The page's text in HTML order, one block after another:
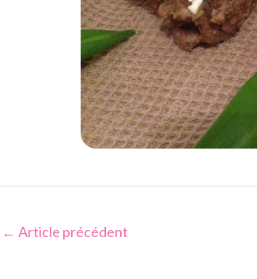
← Article précédent